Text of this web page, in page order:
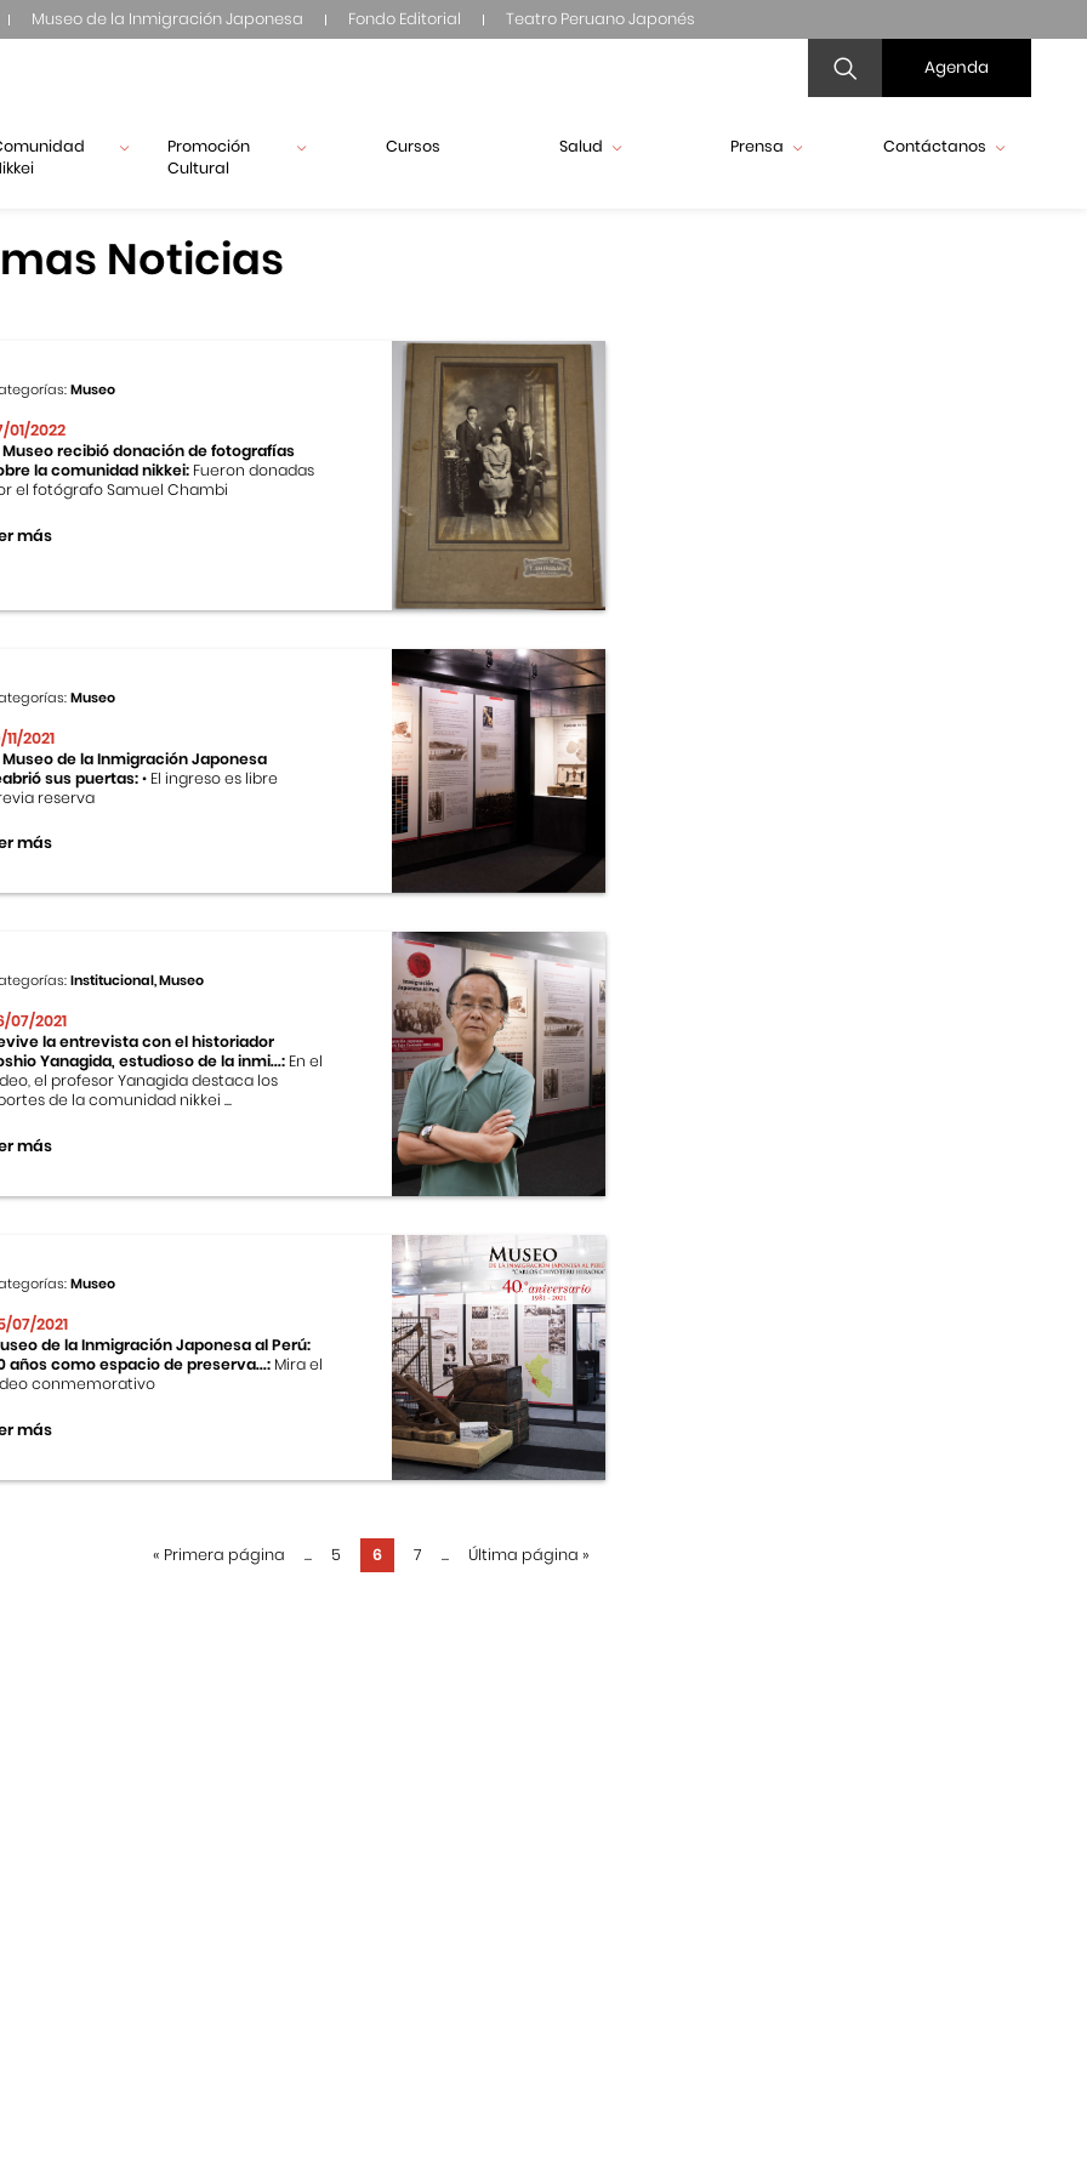
Museo de la Inmigración Japonesa Fondo Editorial Teatro Peruano Japonés
Agenda
Promoción
Cultural
Cursos Salud Prensa Contáctanos
Noticias
Museo
01/2022
Museo recibió donación de fotografías
la comunidad nikkei: Fueron donadas
el fotógrafo Samuel Chambi
más
Museo
11/2021
Museo de la Inmigración Japonesa
sus puertas:• El ingreso es libre
reserva
más
Institucional, Museo
07/2021
la entrevista con el historiador
Yanagida, estudioso de la inmi...: En el
el profesor Yanagida destaca los
de la comunidad nikkei ...
más
Museo
07/2021
de la Inmigración Japonesa al Perú:
años como espacio de preserva...: Mira el
conmemorativo
más
« Primera página ... 5 6 7 ... Última página »